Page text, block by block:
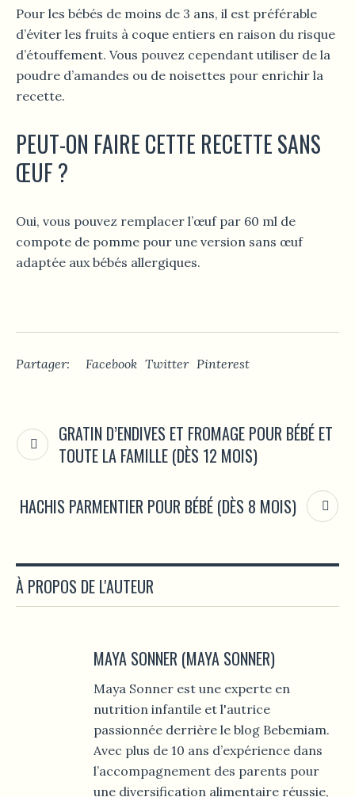
Pour les bébés de moins de 3 ans, il est préférable
d’éviter les fruits à coque entiers en raison du risque
d’étouffement. Vous pouvez cependant utiliser de la
poudre d’amandes ou de noisettes pour enrichir la
recette.
PEUT-ON FAIRE CETTE RECETTE SANS
ŒUF ?
Oui, vous pouvez remplacer l’œuf par 60 ml de
compote de pomme pour une version sans œuf
adaptée aux bébés allergiques.
Partager: Facebook Twitter Pinterest
GRATIN D’ENDIVES ET FROMAGE POUR BÉBÉ ET
TOUTE LA FAMILLE (DÈS 12 MOIS)
HACHIS PARMENTIER POUR BÉBÉ (DÈS 8 MOIS)
À PROPOS DE L'AUTEUR
MAYA SONNER (MAYA SONNER)
Maya Sonner est une experte en
nutrition infantile et l'autrice
passionnée derrière le blog Bebemiam.
Avec plus de 10 ans d’expérience dans
l’accompagnement des parents pour
une diversification alimentaire réussie,